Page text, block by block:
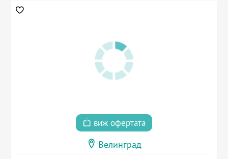
виж офертата
Велинград